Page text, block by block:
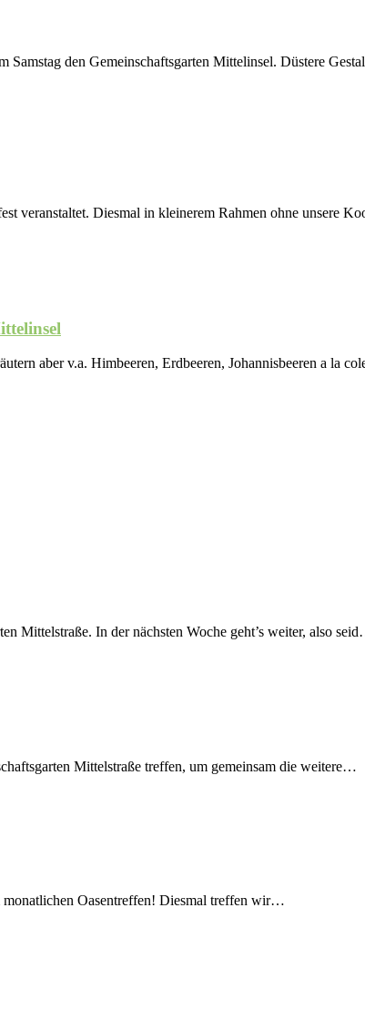
Samstag den Gemeinschaftsgarten Mittelinsel. Düstere
veranstaltet. Diesmal in kleinerem Rahmen ohne unsere
aber v.a. Himbeeren, Erdbeeren, Johannisbeeren a la
Mittelstraße. In der nächsten Woche geht’s weiter, also
Mittelstraße treffen, um gemeinsam die weitere…
monatlichen Oasentreffen! Diesmal treffen wir…